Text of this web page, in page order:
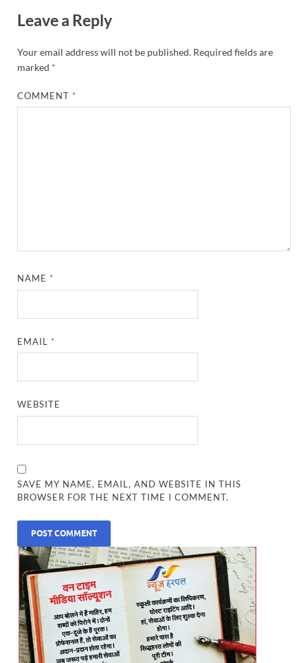
Leave a Reply
Your email address will not be published. Required fields are
marked *
COMMENT *
NAME *
EMAIL *
WEBSITE
SAVE MY NAME, EMAIL, AND WEBSITE IN THIS
BROWSER FOR THE NEXT TIME I COMMENT.